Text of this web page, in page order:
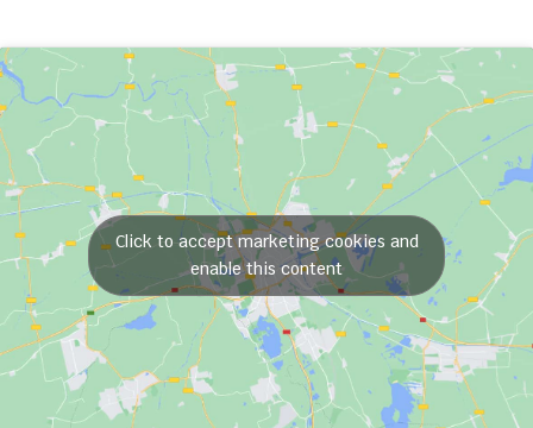
Click to accept marketing cookies and
enable this content